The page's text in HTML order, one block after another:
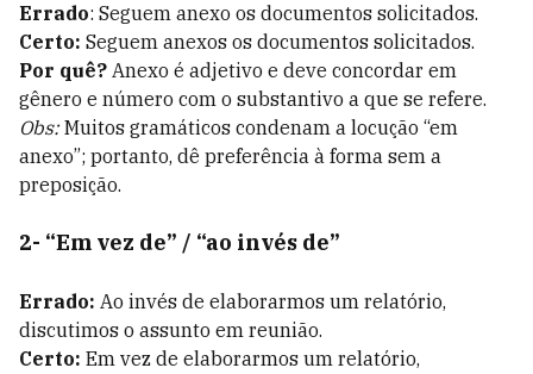
Errado: Seguem anexo os documentos solicitados.
Certo: Seguem anexos os documentos solicitados.
Por quê? Anexo é adjetivo e deve concordar em
gênero e número com o substantivo a que se refere.
Obs:Muitos gramáticos condenam a locução “em
anexo”; portanto, dê preferência à forma sem a
preposição.
2- “Em vez de” / “ao invés de”
Errado: Ao invés de elaborarmos um relatório,
discutimos o assunto em reunião.
Certo: Em vez de elaborarmos um relatório,